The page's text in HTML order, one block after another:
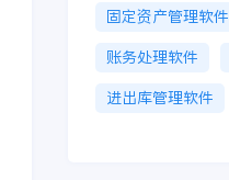
固定资产管理软件
账务处理软件
进出库管理软件